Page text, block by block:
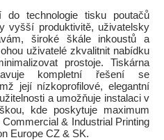
do technologie tisku poutačů
vyšší produktivitě, uživatelsky
široké škále inkoustů a
uživatelé zkvalitnit nabídku
prostoje. Tiskárna
kompletní řešení se
její nízkoprofilové, elegantní
a umožňuje instalaci v
kde poskytuje maximum
Commercial & Industrial Printing
Europe CZ & SK.